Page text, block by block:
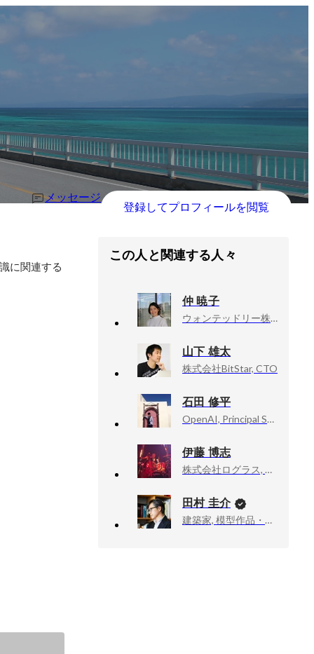
メッセージ
登録してプロフィールを閲覧
に関連する
この人と関連する人々
仲 暁子
ウォンテッドリー株式会社, Founder, CEO
山下 雄太
株式会社BitStar, CTO
石田 修平
OpenAI, Principal Solutions Architect
伊藤 博志
株式会社ログラス, 執行役員CTO
田村 圭介
建築家, 模型作品・執筆活動